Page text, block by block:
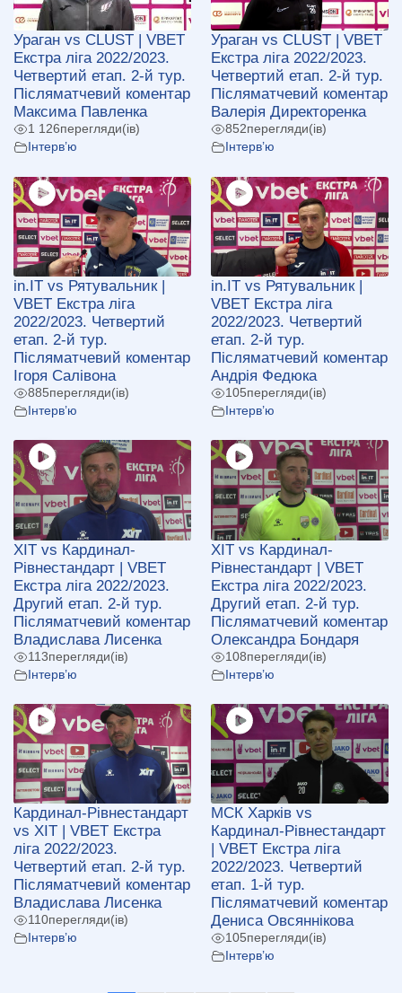
Ураган vs CLUST | VBET
Екстра ліга 2022/2023.
Четвертий етап. 2-й тур.
Післяматчевий коментар
Максима Павленка
1 126перегляди(ів)
Інтерв’ю
Ураган vs CLUST | VBET
Екстра ліга 2022/2023.
Четвертий етап. 2-й тур.
Післяматчевий коментар
Валерія Директоренка
852перегляди(ів)
Інтерв’ю
in.IT vs Рятувальник |
VBET Екстра ліга
2022/2023. Четвертий
етап. 2-й тур.
Післяматчевий коментар
Ігоря Салівона
885перегляди(ів)
Інтерв’ю
in.IT vs Рятувальник |
VBET Екстра ліга
2022/2023. Четвертий
етап. 2-й тур.
Післяматчевий коментар
Андрія Федюка
105перегляди(ів)
Інтерв’ю
ХІТ vs Кардинал-
Рівнестандарт | VBET
Екстра ліга 2022/2023.
Другий етап. 2-й тур.
Післяматчевий коментар
Владислава Лисенка
113перегляди(ів)
Інтерв’ю
ХІТ vs Кардинал-
Рівнестандарт | VBET
Екстра ліга 2022/2023.
Другий етап. 2-й тур.
Післяматчевий коментар
Олександра Бондаря
108перегляди(ів)
Інтерв’ю
Кардинал-Рівнестандарт
vs ХІТ | VBET Екстра
ліга 2022/2023.
Четвертий етап. 2-й тур.
Післяматчевий коментар
Владислава Лисенка
110перегляди(ів)
Інтерв’ю
МСК Харків vs
Кардинал-Рівнестандарт
| VBET Екстра ліга
2022/2023. Четвертий
етап. 1-й тур.
Післяматчевий коментар
Дениса Овсяннікова
105перегляди(ів)
Інтерв’ю